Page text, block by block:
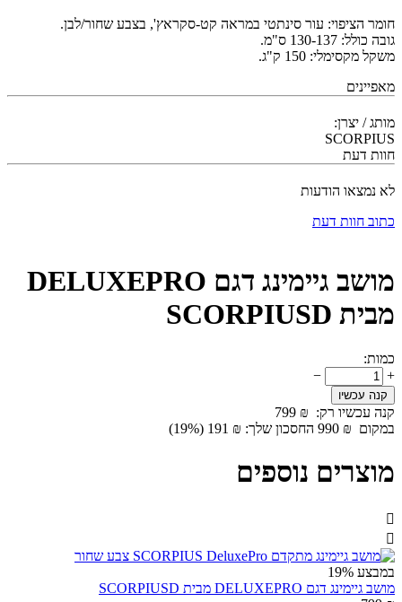
חומר הציפוי: עור סינתטי במראה קט-סקראץ', בצבע שחור/לבן.
גובה כולל: 130-137 ס"מ.
משקל מקסימלי: 150 ק"ג.
מאפיינים
מותג / יצרן:
SCORPIUS
חוות דעת
לא נמצאו הודעות
כתוב חוות דעת
מושב גיימינג דגם DELUXEPRO
מבית SCORPIUSD
כמות:
+
−
קנה עכשיו
קנה עכשיו רק: 799 ₪
במקום
990 ₪ החסכון שלך: 191 ₪
(
19%)
מוצרים נוספים


במבצע 19%
מושב גיימינג דגם DELUXEPRO מבית SCORPIUSD